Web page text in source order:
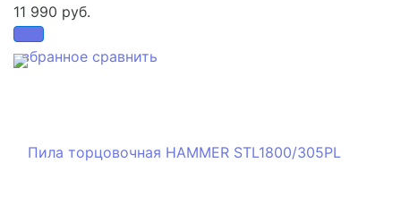
избранное сравнить
11 990 руб.